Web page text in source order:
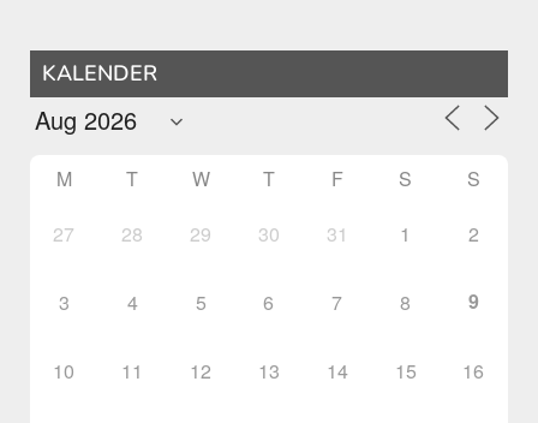
KALENDER
M T W T F S S
27 28 29 30 31 1 2
3 4 5 6 7 8 9
10 11 12 13 14 15 16